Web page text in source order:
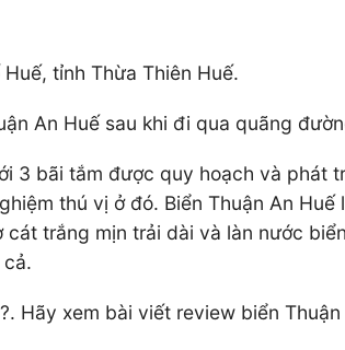
tỉnh Thừa Thiên Huế.
An Huế sau khi đi qua quãng
3 bãi tắm được quy hoạch và
thú vị ở đó. Biển Thuận An
trắng mịn trải dài và làn nước
Hãy xem bài viết review biển